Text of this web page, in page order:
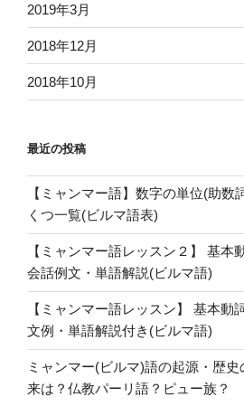
2019年3月
2018年12月
2018年10月
最近の投稿
【ミャンマー語】数字の単位(助数
くつ一覧(ビルマ語表)
【ミャンマー語レッスン２】 基本
会話例文・単語解説(ビルマ語)
【ミャンマー語レッスン】 基本動
文例・単語解説付き(ビルマ語)
ミャンマー(ビルマ)語の起源・歴
来は？仏教パーリ語？ピュー族？